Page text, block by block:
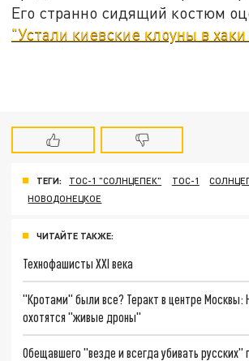
Его странно сидящий костюм
"Устали киевские клоуны в
ТЕГИ: ТОС-1 "СОЛНЦЕПЕК" ТОС-1
НОВОДОНЕЦКОЕ
ЧИТАЙТЕ ТАКЖЕ:
Технофашисты XXI века
"Кротами" были все? Теракт в центре Москвы:
охотятся "живые дроны"
Обещавшего "везде и всегда убивать русских"